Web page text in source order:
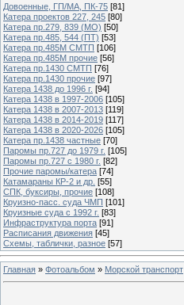
Довоенные, ГП/МА, ПК-75 [81]
Катера проектов 227, 245 [80]
Катера пр.279, 839 (МО) [50]
Катера пр.485, 544 (ПТ) [53]
Катера пр.485М СМТП [106]
Катера пр.485М прочие [56]
Катера пр.1430 СМТП [76]
Катера пр.1430 прочие [97]
Катера 1438 до 1996 г. [94]
Катера 1438 в 1997-2006 [105]
Катера 1438 в 2007-2013 [119]
Катера 1438 в 2014-2019 [117]
Катера 1438 в 2020-2026 [105]
Катера пр.1438 частные [70]
Паромы пр.727 до 1979 г. [105]
Паромы пр.727 с 1980 г. [82]
Прочие паромы/катера [74]
Катамараны КР-2 и др. [55]
СПК, буксиры, прочие [108]
Круизно-пасс. суда ЧМП [101]
Круизные суда с 1992 г. [83]
Инфраструктура порта [91]
Расписания движения [45]
Схемы, таблички, разное [57]
Главная » Фотоальбом » Морской транспорт